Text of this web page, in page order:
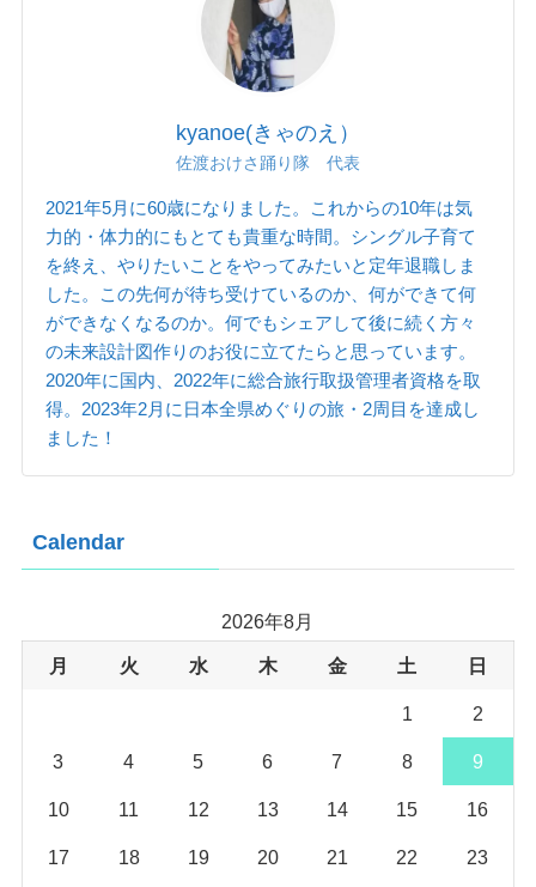
kyanoe(きゃのえ）
佐渡おけさ踊り隊 代表
2021年5月に60歳になりました。これからの10年は気
力的・体力的にもとても貴重な時間。シングル子育て
を終え、やりたいことをやってみたいと定年退職しま
した。この先何が待ち受けているのか、何ができて何
ができなくなるのか。何でもシェアして後に続く方々
の未来設計図作りのお役に立てたらと思っています。
2020年に国内、2022年に総合旅行取扱管理者資格を取
得。2023年2月に日本全県めぐりの旅・2周目を達成し
ました！
Calendar
2026年8月
月 火 水 木 金 土 日
1 2
3 4 5 6 7 8 9
10 11 12 13 14 15 16
17 18 19 20 21 22 23